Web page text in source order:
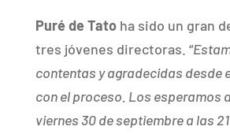
Puré de Tatoha sido un gran
tres jóvenes directoras. “
contentas y agradecidas desde
con el proceso. Los esperamos
viernes 30 de septiembre a las